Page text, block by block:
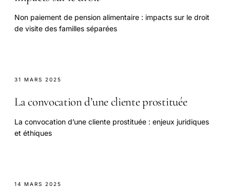
Non paiement de pension alimentaire : impacts sur le droit
de visite des familles séparées
31 MARS 2025
La convocation d’une cliente prostituée
La convocation d’une cliente prostituée : enjeux juridiques
et éthiques
14 MARS 2025